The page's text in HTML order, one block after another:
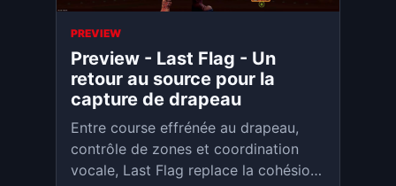
PREVIEW
Preview - Last Flag - Un
retour au source pour la
capture de drapeau
Entre course effrénée au drapeau,
contrôle de zones et coordination
vocale, Last Flag replace la cohésion